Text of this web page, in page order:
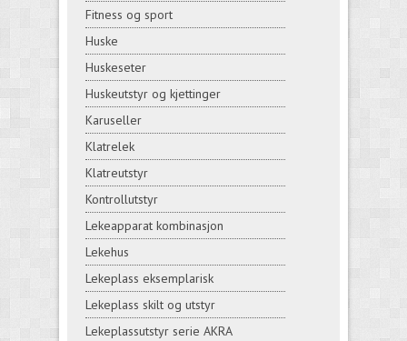
Fitness og sport
Huske
Huskeseter
Huskeutstyr og kjettinger
Karuseller
Klatrelek
Klatreutstyr
Kontrollutstyr
Lekeapparat kombinasjon
Lekehus
Lekeplass eksemplarisk
Lekeplass skilt og utstyr
Lekeplassutstyr serie AKRA